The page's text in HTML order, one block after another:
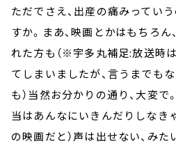
ただでさえ、出産の痛みってい
すか。まあ、映画とかはもちろ
れた方も（※宇多丸補足:放送時
てしまいましたが、言うまでも
も）当然お分かりの通り、大変で。
当はあんなにいきんだりしなき
の映画だと）声は出せない、み